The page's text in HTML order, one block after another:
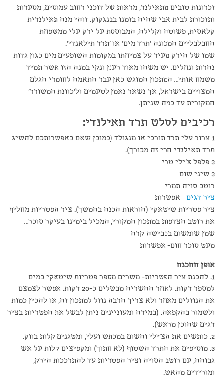
זכרונות טובים מתאילנד, מראות של דוכני רחוב עמוסים, מסעדות
ותזכורת לבית אבי שהיה בזמנו בבנגקוק. זוהי מנה תאילנדית
קלאסית, פשוטה וקלילה, המבוססת על ירק עלי ממשפחת
החבלבליים המכונה 'תרד מים' או 'תרד תילאנדי'.
שמו של הירק מעיד על צמיחתו במקומות השופעים מים כגון גדות
נהרות ונחלים. יש משהו מאוד רענן ונקי במנה הזו אשר תמיד
משמח אותי… המתכון המוגש כאן עבר התאמה לחומרי הגלם
המצויים בישראל, אך נשאר נאמן לטעמים ול'כוונת המשורר'
המקורית עד כמה שניתן.
רכיבים לסלט תרד תאילנדי:
1 צרור עלי תרד תורכי או מנגולד (כמובן שאם באפשרותכם להשיג
תרד תאילנדי הרי זה מבורך).
3 פלפל צ'ילי טרי
3 שיני שום
רוטב סויה תמרי
ציר דגים– אפשרות
ציר פטריות שיטאקי (הוראות הכנה בהמשך). ציר הפטריות מחליף
את רוטב הצדפות במתכון המקורי, המכיל בימינו בעיקר סוכר…
שמן שומשום בכבישה קרה
מעט סוכר חום- אפשרות
אופן ההכנה
1. להכנת ציר הפטריות- משרים מספר פטריות שיטאקי במים
למספר דקות. לאחר ההשריה מבשלים כ-20 דקות. אפשר לצמצם
את הנוזלים מאחר ולא צריך הרבה נוזל למתכון זה, או להכין כמות
ולשמור בהקפאה. (במידה ומעוניינים ניתן לבשל את הפטריות בציר
דגים שהוכן מראש).
2. כותשים את הצ'ילי והשום במכתש ועלי, ומטגנים קלות בווק.
3. מוסיפים את התרד השטוף (לא חתוך) ומקפיצים קלות על אש
גבוהה, עם רוטב הסויה וציר הפטריות עד להתרככות הירק,
ומורידים מהאש.